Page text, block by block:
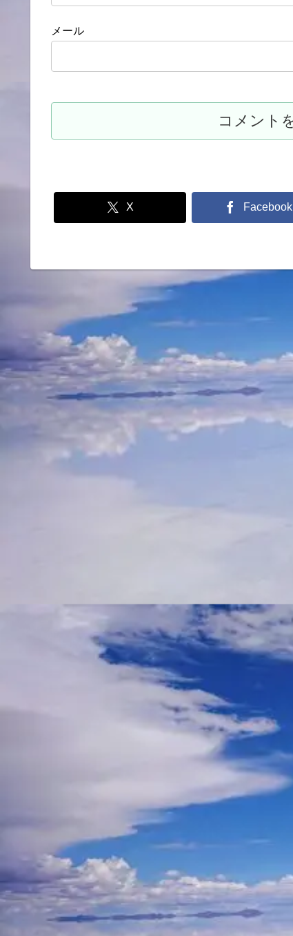
メール
X Facebook